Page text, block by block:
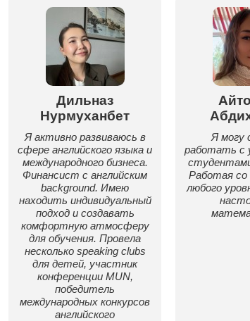
Дильназ
Нурмуханбет
Я активно развиваюсь в
сфере английского языка и
международного бизнеса.
Финансист с английским
background. Имею
находить индивидуальный
подход и создавать
комфортную атмосферу
для обучения. Провела
несколько speaking clubs
для детей, участник
конференции MUN,
победитель
международных конкурсов
английского
Я могу
работать с
Работая
любого